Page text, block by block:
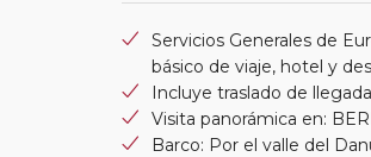
Servicios Generales de
básico de viaje, hotel y
Incluye traslado de llegada
Visita panorámica en:
Barco: Por el valle del